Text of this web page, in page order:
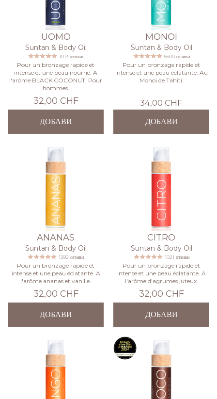
UOMO
Suntan & Body Oil
1013 отзиви
Pour un bronzage rapide et
intense et une peau nourrie. A
l'arôme BLACK COCONUT. Pour
hommes.
32,00 CHF
ДОБАВИ
MONOI
Suntan & Body Oil
5500 отзиви
Pour un bronzage rapide et
intense et une peau éclatante. Au
Monoï de Tahiti.
34,00 CHF
ДОБАВИ
ANANAS
Suntan & Body Oil
1392 отзиви
Pour un bronzage rapide et
intense et une peau éclatante. A
l'arôme ananas et vanille.
32,00 CHF
ДОБАВИ
CITRO
Suntan & Body Oil
1021 отзиви
Pour un bronzage rapide et
intense et une peau éclatante. A
l'arôme d'agrumes juteux.
32,00 CHF
ДОБАВИ